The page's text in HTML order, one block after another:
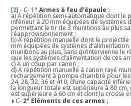
[2]- C- 1°Armes à feu d’épaule :
a) A répétition semi-automatique dont le
inférieur à 20 mm équipées de systèmes
permettant le tir de 3 munitions au plus
réapprovisionnement ;
b) A répétition manuelle dont le
mm équipées de systèmes
munitions au plus, sans qu’intervienne le
que les systèmes d’alimentation de ces
c) A un coup par canon ;
d) A répétition manuelle à canon rayé
rechargement à pompe chambré pour les
24, 28, 32, 36 et 410, d’une capacité
la longueur totale est supérieure à 80
est supérieure à 60 cm et dont la crosse
C- 2° Eléments de ces armes ;